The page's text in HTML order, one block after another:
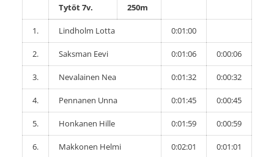
Tytöt 7v. 250m
1. Lindholm Lotta 0:01:00
2. Saksman Eevi 0:01:06 0:00:06
3. Nevalainen Nea 0:01:32 0:00:32
4. Pennanen Unna 0:01:45 0:00:45
5. Honkanen Hille 0:01:59 0:00:59
6. Makkonen Helmi 0:02:01 0:01:01